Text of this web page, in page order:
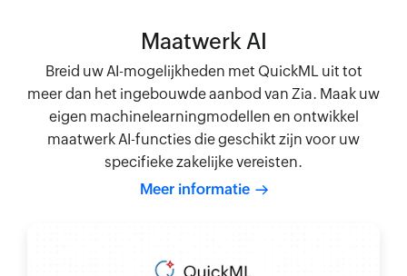
Maatwerk AI
Breid uw AI-mogelijkheden met QuickML uit tot
meer dan het ingebouwde aanbod van Zia. Maak uw
eigen machinelearningmodellen en ontwikkel
maatwerk AI-functies die geschikt zijn voor uw
specifieke zakelijke vereisten.
Meer informatie